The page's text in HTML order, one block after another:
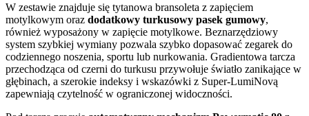
W zestawie znajduje się tytanowa bransoleta z zapięciem
motylkowym oraz dodatkowy turkusowy pasek gumowy,
również wyposażony w zapięcie motylkowe. Beznarzędziowy
system szybkiej wymiany pozwala szybko dopasować zegarek do
codziennego noszenia, sportu lub nurkowania. Gradientowa tarcza
przechodząca od czerni do turkusu przywołuje światło zanikające w
głębinach, a szerokie indeksy i wskazówki z Super-LumiNovą
zapewniają czytelność w ograniczonej widoczności.